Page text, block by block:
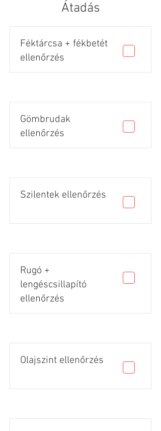
Átadás
Féktárcsa + fékbetét
ellenőrzés
Gömbrudak
ellenőrzés
Szilentek ellenőrzés
Rugó +
lengéscsillapító
ellenőrzés
Olajszint ellenőrzés